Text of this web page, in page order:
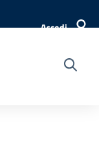
Accedi